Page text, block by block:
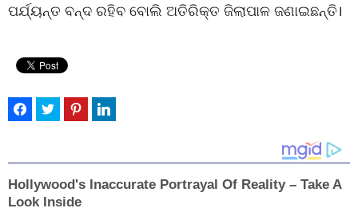
ପର୍ଯ୍ୟନ୍ତ ବନ୍ଦ ରହିବ ବୋଲି ଅତିରିକ୍ତ ଜିଲାପାଳ ଜଣାଇଛନ୍ତି।